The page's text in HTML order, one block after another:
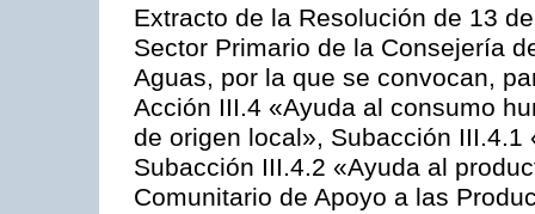
Extracto de la Resolución de 13
Sector Primario de la Consejería
Aguas, por la que se convocan,
Acción III.4 «Ayuda al consumo
de origen local», Subacción
Subacción III.4.2 «Ayuda al
Comunitario de Apoyo a las